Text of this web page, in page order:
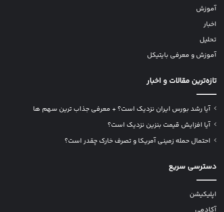
آموزش
اخبار
تحلیل
آموزش و معرفی بایتیکل
تازه‌ترین مقالات و اخبار
آیا رشد بورس ایران نزدیک است؟ + معرفی جذاب ترین سهم ها
آیا افزایش قیمت بنزین نزدیک است؟
احتمال حمله زمینی آمریکا و تصرف خارک چقدر است؟
دسترسی سریع
اپلیکیشن